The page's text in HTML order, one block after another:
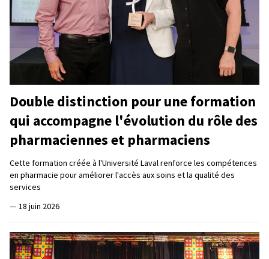
Double distinction pour une formation
qui accompagne l'évolution du rôle des
pharmaciennes et pharmaciens
Cette formation créée à l'Université Laval renforce les compétences
en pharmacie pour améliorer l'accès aux soins et la qualité des
services
— 18 juin 2026